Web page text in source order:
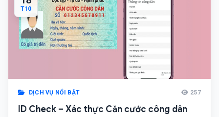
T10
DỊCH VỤ NỔI BẬT 257
ID Check – Xác thực Căn cước công dân